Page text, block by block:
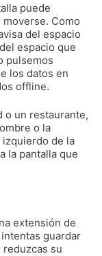
puede
Como
del espacio
espacio que
pulsemos
los datos en
offline.
o un restaurante,
o la
de la
la pantalla que
extensión de
guardar
reduzcas su